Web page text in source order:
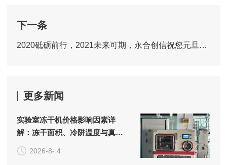
下一条
2020砥砺前行，2021未来可期，永合创信祝您元旦快乐
更多新闻
实验室冻干机价格影响因素详
解：冻干面积、冷阱温度与真空
系统的成本构成
2026-8- 4